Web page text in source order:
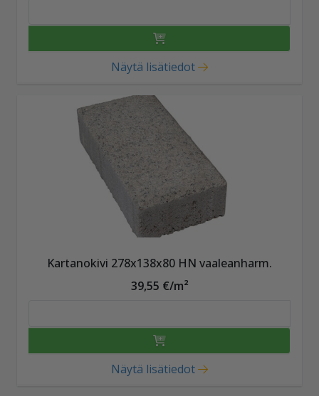
Näytä lisätiedot
Kartanokivi 278x138x80 HN vaaleanharm.
39,55 €/m²
Näytä lisätiedot